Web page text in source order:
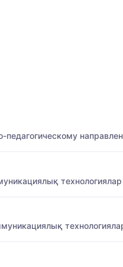
педагогическому
технологиялар